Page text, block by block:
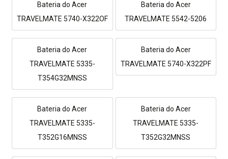
Bateria do Acer
TRAVELMATE 5740-X322OF
Bateria do Acer
TRAVELMATE 5542-5206
Bateria do Acer
TRAVELMATE 5335-
T354G32MNSS
Bateria do Acer
TRAVELMATE 5740-X322PF
Bateria do Acer
TRAVELMATE 5335-
T352G16MNSS
Bateria do Acer
TRAVELMATE 5335-
T352G32MNSS